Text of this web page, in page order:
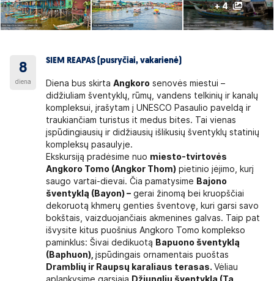
+ 4
8
diena
SIEM REAPAS (pusryčiai, vakarienė)
Diena bus skirtaAngkoro senovės miestui –
didžiuliam šventyklų, rūmų, vandens telkinių ir kanalų
kompleksui, įrašytam į UNESCO Pasaulio paveldą ir
traukiančiam turistus it medus bites. Tai vienas
įspūdingiausių ir didžiausių išlikusių šventyklų statinių
kompleksų pasaulyje.
Ekskursiją pradėsime nuo miesto-tvirtovės
Angkoro Tomo (Angkor Thom) pietinio įėjimo, kurį
saugo vartai-dievai. Čia pamatysime Bajono
šventyklą (Bayon)– gerai žinomą bei kruopščiai
dekoruotą khmerų genties šventovę, kuri garsi savo
bokštais, vaizduojančiais akmenines galvas. Taip pat
išvysite kitus puošnius Angkoro Tomo komplekso
paminklus: Šivai dedikuotą Bapuono šventyklą
(Baphuon),įspūdingais ornamentais puoštas
Dramblių ir Raupsų karaliaus terasas.Vėliau